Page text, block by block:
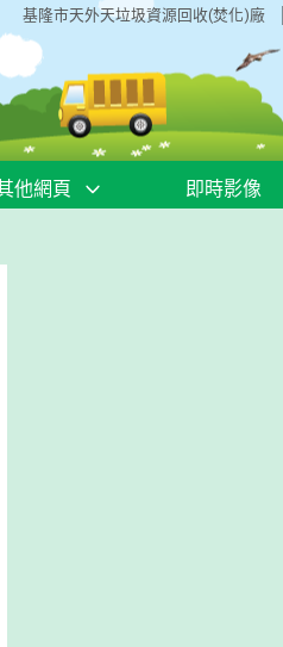
基隆市天外天垃圾資源回收(焚化)廠
他網頁 即時影像